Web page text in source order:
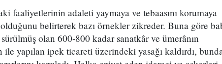
faaliyetlerinin adaleti yaymaya ve tebaasını korumaya
belirterek bazı örnekler zikreder. Buna göre
olan 600-800 kadar sanatkâr ve ümerânın
yapılan ipek ticareti üzerindeki yasağı kaldırdı,